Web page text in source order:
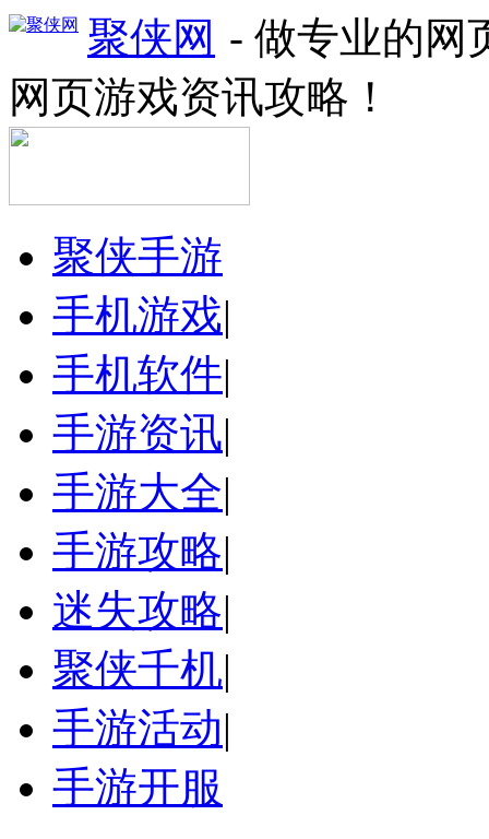
聚侠网 - 做专业的网
网页游戏资讯攻略！
聚侠手游
手机游戏|
手机软件|
手游资讯|
手游大全|
手游攻略|
迷失攻略|
聚侠千机|
手游活动|
手游开服